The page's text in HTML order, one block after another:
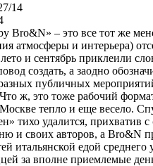
14
Bro&N» – это все тот же
атмосферы и интерьера)
и сентябрь приклеили
создать, а заодно
публичных
ж, это тоже рабочий
тепло и еще весело.
тихо удалится, прихватив с
и своих авторов, а Bro&N
итальянской едой среднего
за вполне приемлемые